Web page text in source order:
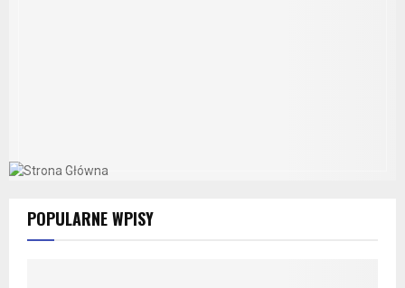
POPULARNE WPISY